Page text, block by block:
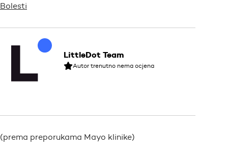
Bolesti
LittleDot Team
Autor trenutno nema ocjena
(prema preporukama Mayo klinike)